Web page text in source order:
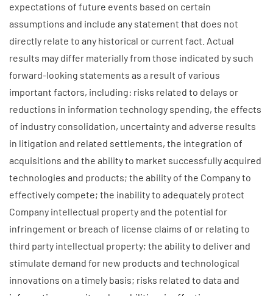
expectations of future events based on certain
assumptions and include any statement that does not
directly relate to any historical or current fact. Actual
results may differ materially from those indicated by such
forward-looking statements as a result of various
important factors, including: risks related to delays or
reductions in information technology spending, the effects
of industry consolidation, uncertainty and adverse results
in litigation and related settlements, the integration of
acquisitions and the ability to market successfully acquired
technologies and products; the ability of the Company to
effectively compete; the inability to adequately protect
Company intellectual property and the potential for
infringement or breach of license claims of or relating to
third party intellectual property; the ability to deliver and
stimulate demand for new products and technological
innovations on a timely basis; risks related to data and